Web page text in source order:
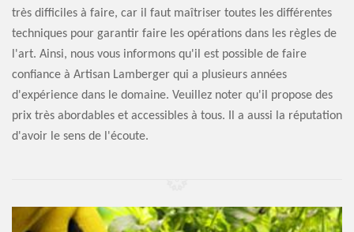
très difficiles à faire, car il faut maîtriser toutes les différentes
techniques pour garantir faire les opérations dans les règles de
l'art. Ainsi, nous vous informons qu'il est possible de faire
confiance à Artisan Lamberger qui a plusieurs années
d'expérience dans le domaine. Veuillez noter qu'il propose des
prix très abordables et accessibles à tous. Il a aussi la réputation
d'avoir le sens de l'écoute.